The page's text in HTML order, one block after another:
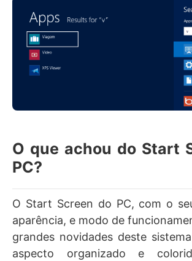
O que achou do Start
PC?
O Start Screen do PC, com o
aparência, e modo de
grandes novidades deste
aspecto organizado e